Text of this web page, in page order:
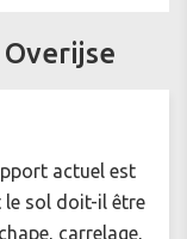
actuel est
le sol doit-il être
carrelage,